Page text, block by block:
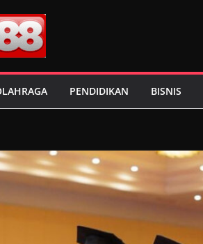
PENDIDIKAN BISNIS